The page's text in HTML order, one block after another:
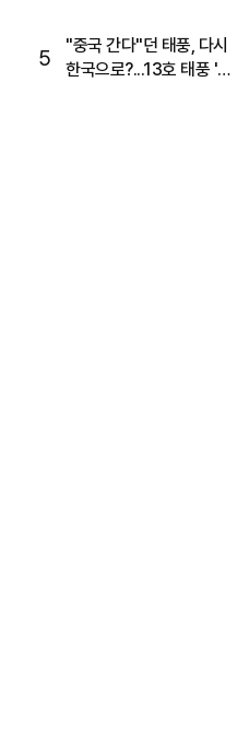
5
"중국 간다"던 태풍, 다시
한국으로?...13호 태풍 '돌